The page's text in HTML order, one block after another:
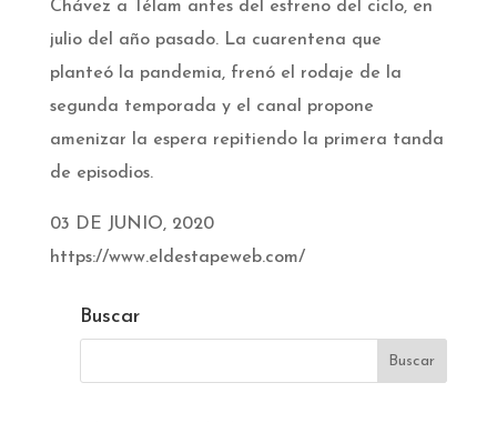
Chávez a Télam antes del estreno del ciclo, en
julio del año pasado. La cuarentena que
planteó la pandemia, frenó el rodaje de la
segunda temporada y el canal propone
amenizar la espera repitiendo la primera tanda
de episodios.
03 DE JUNIO, 2020
https://www.eldestapeweb.com/
Buscar